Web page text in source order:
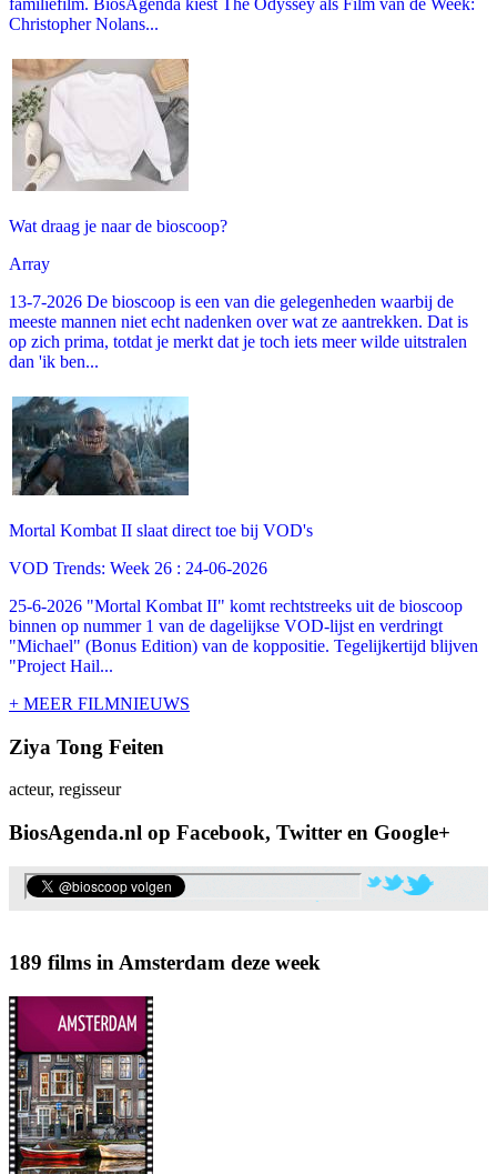
Christopher Nolans...
Wat draag je naar de bioscoop?
Array
13-7-2026 De bioscoop is een van die gelegenheden waarbij de
meeste mannen niet echt nadenken over wat ze aantrekken. Dat is
op zich prima, totdat je merkt dat je toch iets meer wilde uitstralen
dan 'ik ben...
Mortal Kombat II slaat direct toe bij VOD's
VOD Trends: Week 26 : 24-06-2026
25-6-2026 "Mortal Kombat II" komt rechtstreeks uit de bioscoop
binnen op nummer 1 van de dagelijkse VOD-lijst en verdringt
"Michael" (Bonus Edition) van de koppositie. Tegelijkertijd blijven
"Project Hail...
+ MEER FILMNIEUWS
Ziya Tong Feiten
acteur, regisseur
BiosAgenda.nl op Facebook, Twitter en Google+
189 films in Amsterdam deze week